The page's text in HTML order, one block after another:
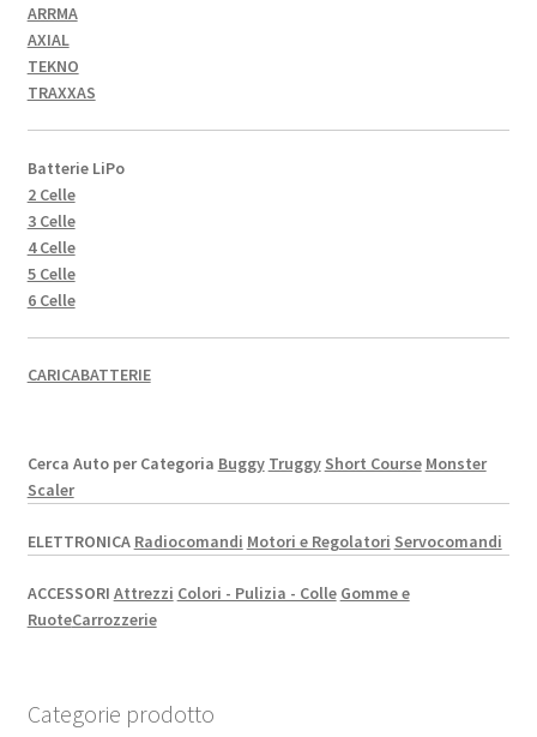
ARRMA
AXIAL
TEKNO
TRAXXAS
Batterie LiPo
2 Celle
3 Celle
4 Celle
5 Celle
6 Celle
CARICABATTERIE
Cerca Auto per Categoria Buggy Truggy Short Course Monster
Scaler
ELETTRONICA Radiocomandi Motori e Regolatori Servocomandi
ACCESSORI Attrezzi Colori - Pulizia - Colle Gomme e
RuoteCarrozzerie
Categorie prodotto